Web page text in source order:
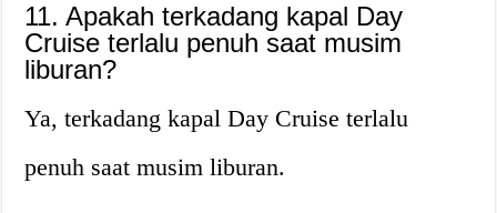
11. Apakah terkadang kapal Day
Cruise terlalu penuh saat musim
liburan?
Ya, terkadang kapal Day Cruise terlalu
penuh saat musim liburan.